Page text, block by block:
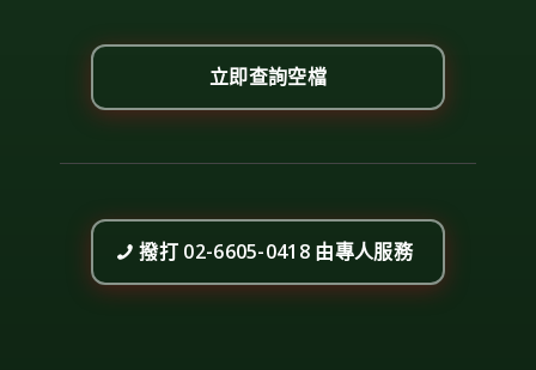
立即查詢空檔
撥打 02-6605-0418 由專人服務